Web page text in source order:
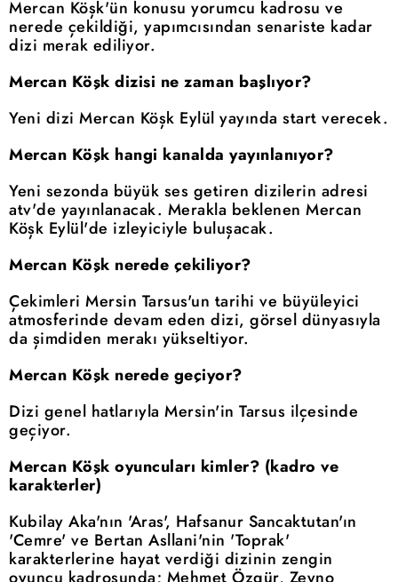
Mercan Köşk'ün konusu yorumcu kadrosu ve
nerede çekildiği, yapımcısından senariste kadar
dizi merak ediliyor.
Mercan Köşk dizisi ne zaman başlıyor?
Yeni dizi Mercan Köşk Eylül yayında start verecek.
Mercan Köşk hangi kanalda yayınlanıyor?
Yeni sezonda büyük ses getiren dizilerin adresi
atv'de yayınlanacak. Merakla beklenen Mercan
Köşk Eylül'de izleyiciyle buluşacak.
Mercan Köşk nerede çekiliyor?
Çekimleri Mersin Tarsus'un tarihi ve büyüleyici
atmosferinde devam eden dizi, görsel dünyasıyla
da şimdiden merakı yükseltiyor.
Mercan Köşk nerede geçiyor?
Dizi genel hatlarıyla Mersin'in Tarsus ilçesinde
geçiyor.
Mercan Köşk oyuncuları kimler? (kadro ve
karakterler)
Kubilay Aka'nın 'Aras', Hafsanur Sancaktutan'ın
'Cemre' ve Bertan Asllani'nin 'Toprak'
karakterlerine hayat verdiği dizinin zengin